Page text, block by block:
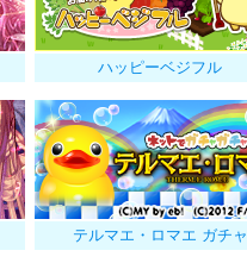
ハッピーベジフル
テルマエ・ロマエ ガチャ